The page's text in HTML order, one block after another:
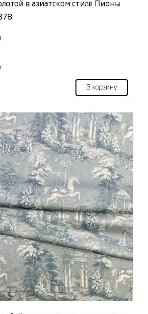
в азиатском стиле Пионы
В корзину